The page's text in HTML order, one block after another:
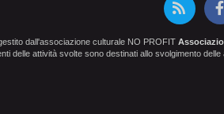
dall'associazione culturale NO PROFIT
delle attività svolte sono destinati allo svolgimento